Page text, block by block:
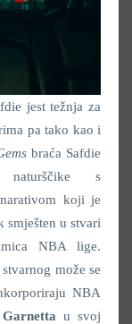
jest težnja za
pa tako kao i
braća Safdie
naturščike s
koji je
u stvari
NBA lige.
može se
NBA
u svoj